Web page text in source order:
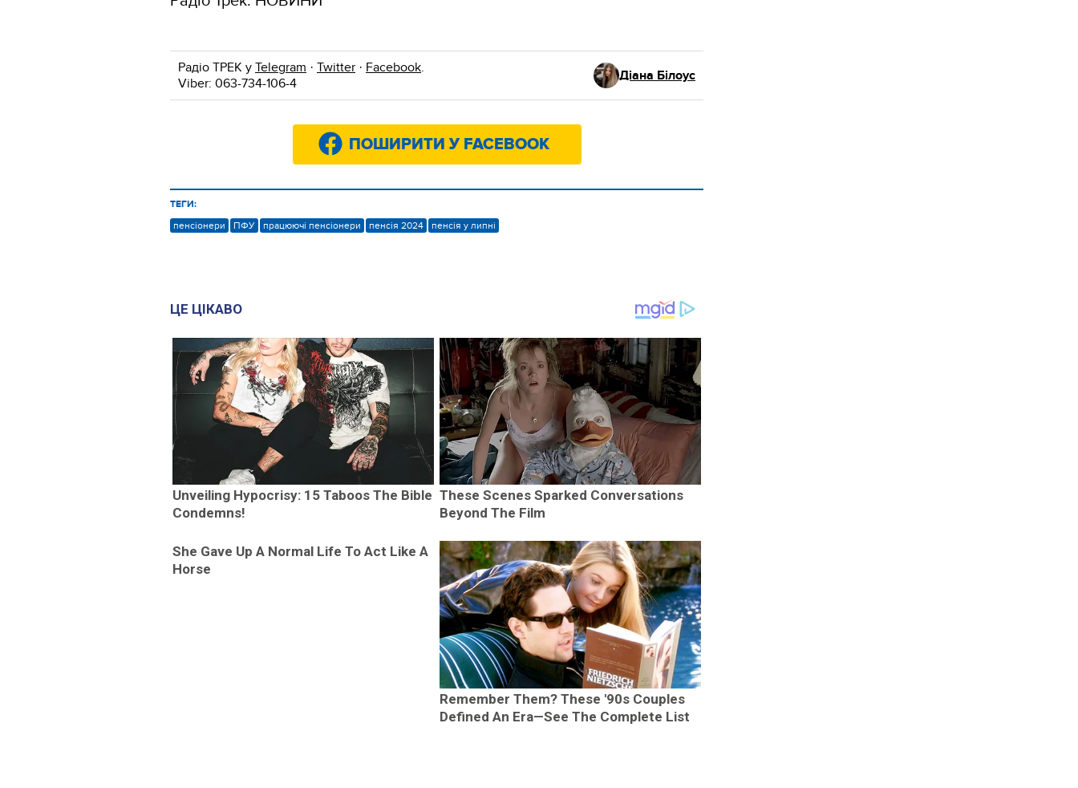
Радіо ТРЕК у Telegram · Twitter · Facebook.
Viber: 063-734-106-4
Діана Білоус
ПОШИРИТИ У FACEBOOK
ТЕГИ:
пенсіонери ПФУ працюючі пенсіонери пенсія 2024 пенсія у липні
ЦЕ ЦІКАВО
Unveiling Hypocrisy: 15 Taboos The Bible
Condemns!
These Scenes Sparked Conversations
Beyond The Film
She Gave Up A Normal Life To Act Like A
Horse
Remember Them? These '90s Couples
Defined An Era—See The Complete List